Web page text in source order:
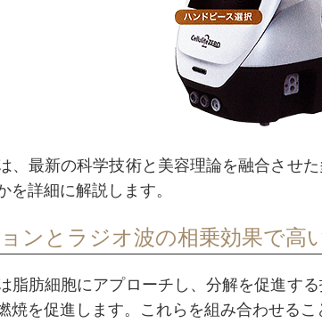
、最新の科学技術と美容理論を融合させ
を詳細に解説します。
ンとラジオ波の相乗効果で高
脂肪細胞にアプローチし、分解を促進す
焼を促進します。これらを組み合わせる